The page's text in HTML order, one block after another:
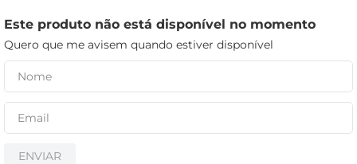
Este produto não está disponível no momento
Quero que me avisem quando estiver disponível
ENVIAR
iogurte
papel higiênico